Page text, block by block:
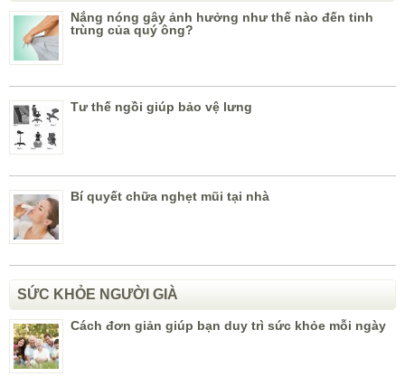
Nắng nóng gây ảnh hưởng như thế nào đến tinh
trùng của quý ông?
Tư thế ngồi giúp bảo vệ lưng
Bí quyết chữa nghẹt mũi tại nhà
SỨC KHỎE NGƯỜI GIÀ
Cách đơn giản giúp bạn duy trì sức khỏe mỗi ngày